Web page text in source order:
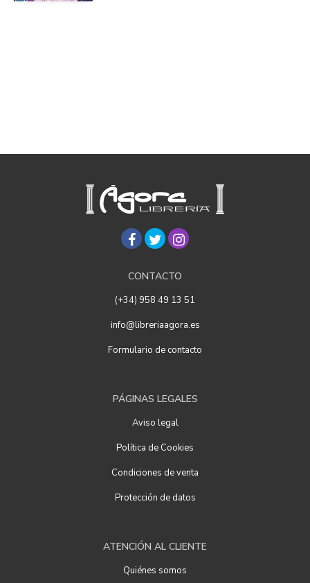
CONTACTO
(+34) 958 49 13 51
info@libreriaagora.es
Formulario de contacto
PÁGINAS LEGALES
Aviso legal
Política de Cookies
Condiciones de venta
Protección de datos
ATENCIÓN AL CLIENTE
Quiénes somos